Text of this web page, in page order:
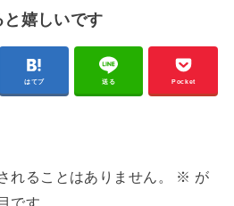
と嬉しいです
はてブ 送る Pocket
れることはありません。 ※ が
です